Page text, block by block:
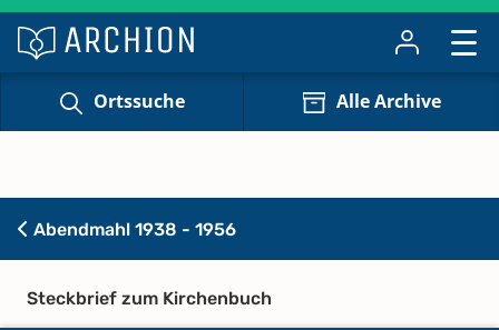
Ortssuche Alle Archive
Abendmahl 1938 - 1956
Steckbrief zum Kirchenbuch